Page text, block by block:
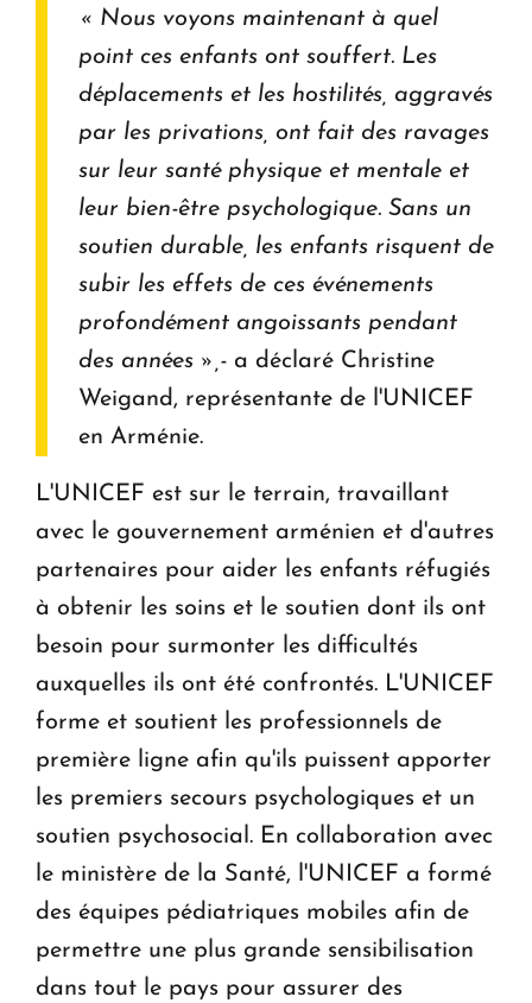
« Nous voyons maintenant à quel
point ces enfants ont souffert. Les
déplacements et les hostilités, aggravés
par les privations, ont fait des ravages
sur leur santé physique et mentale et
leur bien-être psychologique. Sans un
soutien durable, les enfants risquent de
subir les effets de ces événements
profondément angoissants pendant
des années »,- a déclaré Christine
Weigand, représentante de l'UNICEF
en Arménie.
L'UNICEF est sur le terrain, travaillant
avec le gouvernement arménien et d'autres
partenaires pour aider les enfants réfugiés
à obtenir les soins et le soutien dont ils ont
besoin pour surmonter les difficultés
auxquelles ils ont été confrontés. L'UNICEF
forme et soutient les professionnels de
première ligne afin qu'ils puissent apporter
les premiers secours psychologiques et un
soutien psychosocial. En collaboration avec
le ministère de la Santé, l'UNICEF a formé
des équipes pédiatriques mobiles afin de
permettre une plus grande sensibilisation
dans tout le pays pour assurer des